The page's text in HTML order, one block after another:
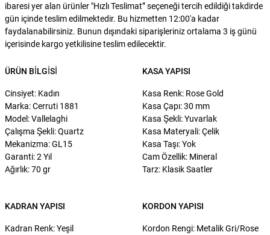
ibaresi yer alan ürünler "Hızlı Teslimat” seçeneği tercih edildiği takdirde
gün içinde teslim edilmektedir. Bu hizmetten 12:00'a kadar
faydalanabilirsiniz. Bunun dışındaki siparişleriniz ortalama 3 iş günü
içerisinde kargo yetkilisine teslim edilecektir.
ÜRÜN BILGISI
Cinsiyet: Kadın
Marka: Cerruti 1881
Model: Vallelaghi
Çalışma Şekli: Quartz
Mekanizma: GL15
Garanti: 2 Yıl
Ağırlık: 70 gr
KASA YAPISI
Kasa Renk: Rose Gold
Kasa Çapı: 30 mm
Kasa Şekli: Yuvarlak
Kasa Materyali: Çelik
Kasa Taşı: Yok
Cam Özellik: Mineral
Tarz: Klasik Saatler
KADRAN YAPISI
Kadran Renk: Yeşil
KORDON YAPISI
Kordon Rengi: Metalik Gri/Rose